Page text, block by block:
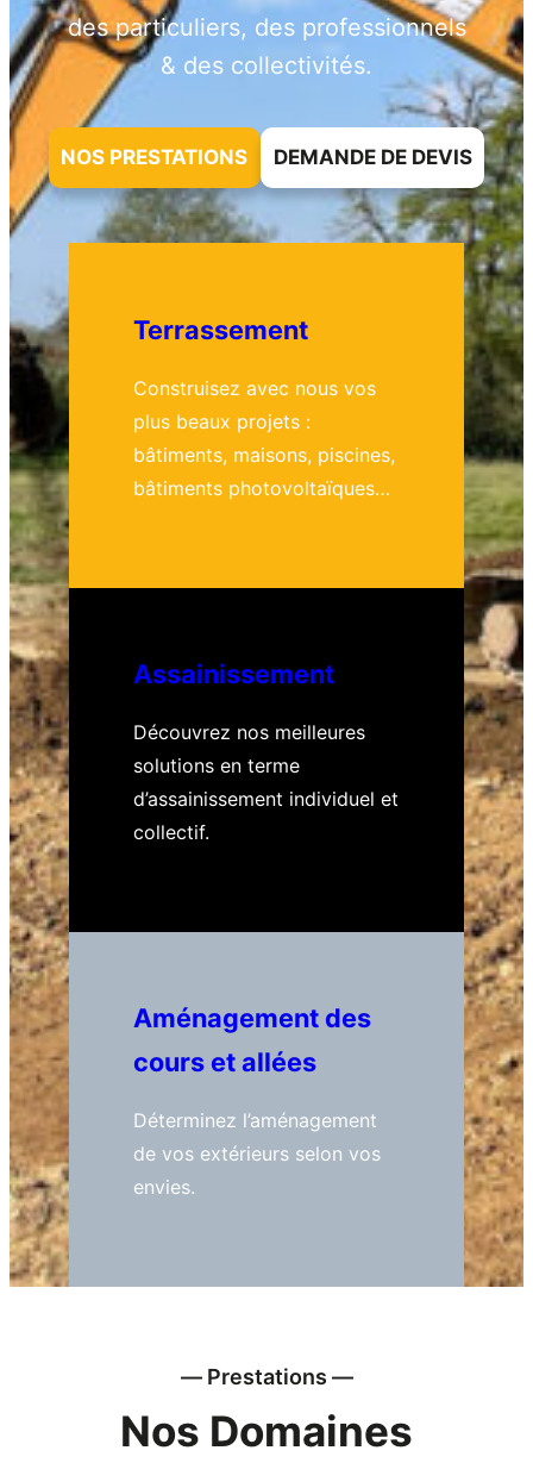
des particuliers, des professionnels
& des collectivités.
NOS PRESTATIONS DEMANDE DE DEVIS
Terrassement
Construisez avec nous vos
plus beaux projets :
bâtiments, maisons, piscines,
bâtiments photovoltaïques…
Assainissement
Découvrez nos meilleures
solutions en terme
d’assainissement individuel et
collectif.
Aménagement des
cours et allées
Déterminez l’aménagement
de vos extérieurs selon vos
envies.
― Prestations ―
Nos Domaines